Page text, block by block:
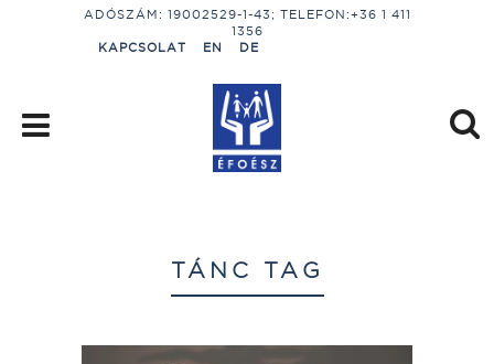
ADÓSZÁM: 19002529-1-43; TELEFON:+36 1 411
1356
KAPCSOLAT
EN DE
TÁNC TAG